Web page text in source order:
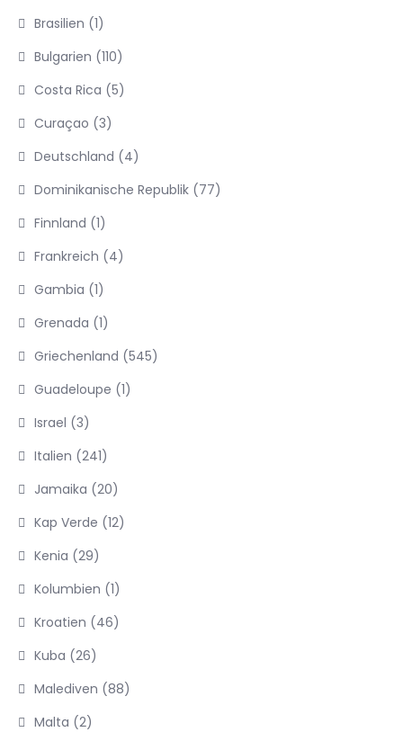
Brasilien (1)
Bulgarien (110)
Costa Rica (5)
Curaçao (3)
Deutschland (4)
Dominikanische Republik (77)
Finnland (1)
Frankreich (4)
Gambia (1)
Grenada (1)
Griechenland (545)
Guadeloupe (1)
Israel (3)
Italien (241)
Jamaika (20)
Kap Verde (12)
Kenia (29)
Kolumbien (1)
Kroatien (46)
Kuba (26)
Malediven (88)
Malta (2)